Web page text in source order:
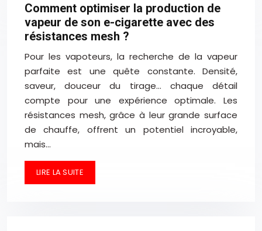
Comment optimiser la production de
vapeur de son e-cigarette avec des
résistances mesh ?
Pour les vapoteurs, la recherche de la vapeur
parfaite est une quête constante. Densité,
saveur, douceur du tirage… chaque détail
compte pour une expérience optimale. Les
résistances mesh, grâce à leur grande surface
de chauffe, offrent un potentiel incroyable,
mais…
LIRE LA SUITE